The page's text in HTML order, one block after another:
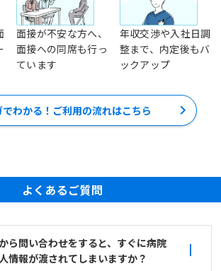
面接が不安な方へ、
面接への同席も行っ
ています
年収交渉や入社日調
整まで、内定後もバ
ックアップ
でわかる！ご利用の流れはこちら
よくあるご質問
ら問い合わせをすると、すぐに病院
情報が渡されてしまいますか？